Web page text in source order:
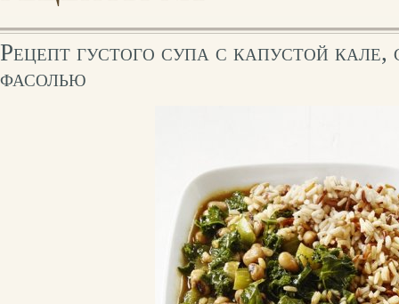
Рецепт густого супа с капустой кале,
фасолью